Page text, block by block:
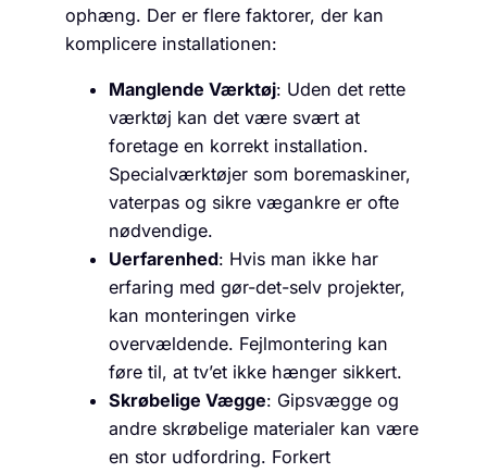
ophæng. Der er flere faktorer, der kan
komplicere installationen:
Manglende Værktøj: Uden det rette
værktøj kan det være svært at
foretage en korrekt installation.
Specialværktøjer som boremaskiner,
vaterpas og sikre vægankre er ofte
nødvendige.
Uerfarenhed: Hvis man ikke har
erfaring med gør-det-selv projekter,
kan monteringen virke
overvældende. Fejlmontering kan
føre til, at tv’et ikke hænger sikkert.
Skrøbelige Vægge: Gipsvægge og
andre skrøbelige materialer kan være
en stor udfordring. Forkert